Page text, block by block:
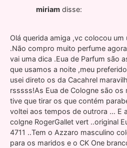
miriam disse:
Olá querida amiga ,vc colocou
.Não compro muito perfume
vai uma dica .Eua de Parfum são
que usamos a noite ,meu
usei direto os da Cacahrel
rsssss!As Eua de Cologne são
tive que tirar os que contém
voltei aos tempos de outrora … E
colgne RogerGallet vert ..original
4711 ..Tem o Azzaro masculino
para os maridos e o CK One